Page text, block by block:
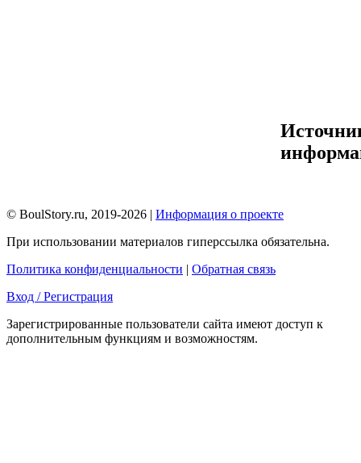
© BoulStory.ru, 2019-2026 | Информация о проекте
При использовании материалов гиперссылка обязательна.
Политика конфиденциальности | Обратная связь
Вход / Регистрация
Зарегистрированные пользователи сайта имеют доступ к
дополнительным функциям и возможностям.